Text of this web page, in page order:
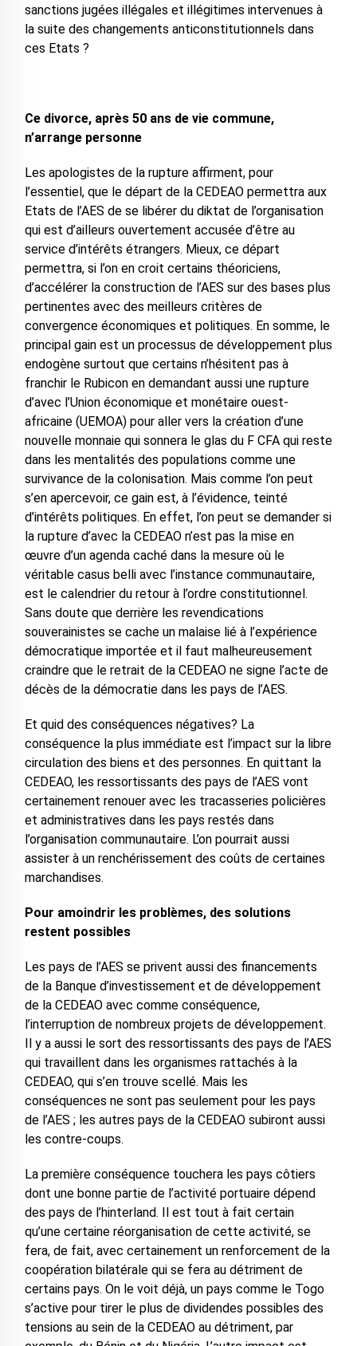
sanctions jugées illégales et illégitimes intervenues à
la suite des changements anticonstitutionnels dans
ces Etats ?
Ce divorce, après 50 ans de vie commune,
n’arrange personne
Les apologistes de la rupture affirment, pour
l’essentiel, que le départ de la CEDEAO permettra aux
Etats de l’AES de se libérer du diktat de l’organisation
qui est d’ailleurs ouvertement accusée d’être au
service d’intérêts étrangers. Mieux, ce départ
permettra, si l’on en croit certains théoriciens,
d’accélérer la construction de l’AES sur des bases plus
pertinentes avec des meilleurs critères de
convergence économiques et politiques. En somme, le
principal gain est un processus de développement plus
endogène surtout que certains n’hésitent pas à
franchir le Rubicon en demandant aussi une rupture
d’avec l’Union économique et monétaire ouest-
africaine (UEMOA) pour aller vers la création d’une
nouvelle monnaie qui sonnera le glas du F CFA qui reste
dans les mentalités des populations comme une
survivance de la colonisation. Mais comme l’on peut
s’en apercevoir, ce gain est, à l’évidence, teinté
d’intérêts politiques. En effet, l’on peut se demander si
la rupture d’avec la CEDEAO n’est pas la mise en
œuvre d’un agenda caché dans la mesure où le
véritable casus belli avec l’instance communautaire,
est le calendrier du retour à l’ordre constitutionnel.
Sans doute que derrière les revendications
souverainistes se cache un malaise lié à l’expérience
démocratique importée et il faut malheureusement
craindre que le retrait de la CEDEAO ne signe l’acte de
décès de la démocratie dans les pays de l’AES.
Et quid des conséquences négatives? La
conséquence la plus immédiate est l’impact sur la libre
circulation des biens et des personnes. En quittant la
CEDEAO, les ressortissants des pays de l’AES vont
certainement renouer avec les tracasseries policières
et administratives dans les pays restés dans
l’organisation communautaire. L’on pourrait aussi
assister à un renchérissement des coûts de certaines
marchandises.
Pour amoindrir les problèmes, des solutions
restent possibles
Les pays de l’AES se privent aussi des financements
de la Banque d’investissement et de développement
de la CEDEAO avec comme conséquence,
l’interruption de nombreux projets de développement.
Il y a aussi le sort des ressortissants des pays de l’AES
qui travaillent dans les organismes rattachés à la
CEDEAO, qui s’en trouve scellé. Mais les
conséquences ne sont pas seulement pour les pays
de l’AES ; les autres pays de la CEDEAO subiront aussi
les contre-coups.
La première conséquence touchera les pays côtiers
dont une bonne partie de l’activité portuaire dépend
des pays de l’hinterland. Il est tout à fait certain
qu’une certaine réorganisation de cette activité, se
fera, de fait, avec certainement un renforcement de la
coopération bilatérale qui se fera au détriment de
certains pays. On le voit déjà, un pays comme le Togo
s’active pour tirer le plus de dividendes possibles des
tensions au sein de la CEDEAO au détriment, par